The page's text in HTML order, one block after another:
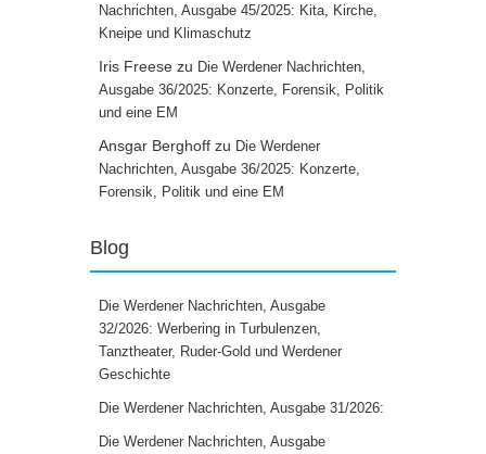
Nachrichten, Ausgabe 45/2025: Kita, Kirche,
Kneipe und Klimaschutz
Iris Freese zu Die Werdener Nachrichten,
Ausgabe 36/2025: Konzerte, Forensik, Politik
und eine EM
Ansgar Berghoff zu Die Werdener
Nachrichten, Ausgabe 36/2025: Konzerte,
Forensik, Politik und eine EM
Blog
Die Werdener Nachrichten, Ausgabe
32/2026: Werbering in Turbulenzen,
Tanztheater, Ruder-Gold und Werdener
Geschichte
Die Werdener Nachrichten, Ausgabe 31/2026:
Die Werdener Nachrichten, Ausgabe